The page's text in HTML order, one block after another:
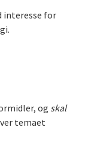
interesse for
og skal
temaet